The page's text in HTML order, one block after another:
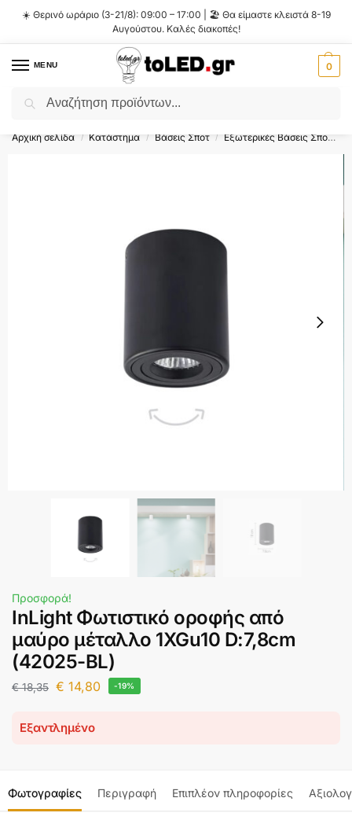
☀️ Θερινό ωράριο (3-21/8): 09:00 – 17:00 | 🏖️ Θα είμαστε κλειστά 8-19
Αυγούστου. Καλές διακοπές!
MENU 0
Flash Sale ⚡ 10% Έκπτωση με τον κωδικό
Αρχική σελίδα / Κατάστημα / Βάσεις Σποτ / Εξωτερικές Βάσεις Σποτ GU10 MR16
Προσφορά!
InLight Φωτιστικό οροφής από
μαύρο μέταλλο 1XGu10 D:7,8cm
(42025-BL)
€18,35 € 14,80 -19%
Εξαντλημένο
Φωτογραφίες Περιγραφή Επιπλέον πληροφορίες